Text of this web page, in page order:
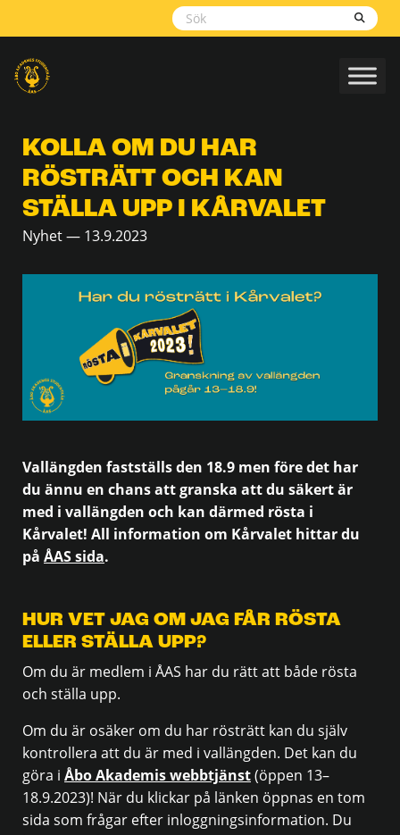
KOLLA OM DU HAR
RÖSTRÄTT OCH KAN
STÄLLA UPP I KÅRVALET
Nyhet — 13.9.2023
Vallängden fastställs den 18.9 men före det har
du ännu en chans att granska att du säkert är
med i vallängden och kan därmed rösta i
Kårvalet! All information om Kårvalet hittar du
på ÅAS sida.
HUR VET JAG OM JAG FÅR RÖSTA
ELLER STÄLLA UPP?
Om du är medlem i ÅAS har du rätt att både rösta
och ställa upp.
Om du är osäker om du har rösträtt kan du själv
kontrollera att du är med i vallängden. Det kan du
göra i Åbo Akademis webbtjänst(öppen 13–
18.9.2023)! När du klickar på länken öppnas en tom
sida som frågar efter inloggningsinformation. Du